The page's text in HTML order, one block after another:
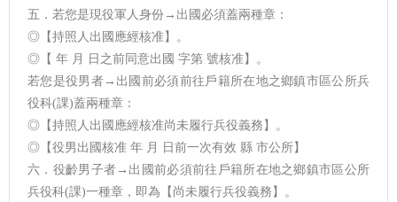
五．若您是現役軍人身份→出國必須蓋兩種章：
◎【持照人出國應經核准】。
◎【 年 月 日之前同意出國 字第 號核准】。
若您是役男者→出國前必須前往戶籍所在地之鄉鎮市區公所兵
役科(課)蓋兩種章：
◎【持照人出國應經核准尚未履行兵役義務】。
◎【役男出國核准 年 月 日前一次有效 縣 市公所】
六．役齡男子者→出國前必須前往戶籍所在地之鄉鎮市區公所
兵役科(課)一種章，即為【尚未履行兵役義務】。